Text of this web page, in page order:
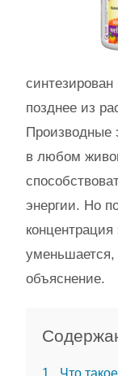
позднее из
Производные
в любом
энергии. Но
концентрация
уменьшается,
объяснение.
1
Что